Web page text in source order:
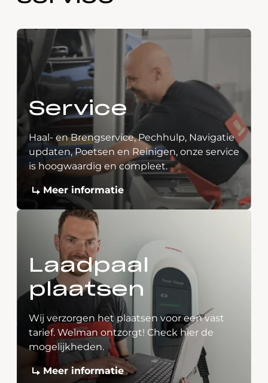
Service
Haal- en Brengservice, Pechhulp, Navigatie
updaten, Poetsen en Reinigen, onze service
is hoogwaardig en compleet.
Meer informatie
Laadpaal
plaatsen
Wij verzorgen het plaatsen voor een vast
tarief. Welman ontzorgt! Check hier de
mogelijkheden.
Meer informatie